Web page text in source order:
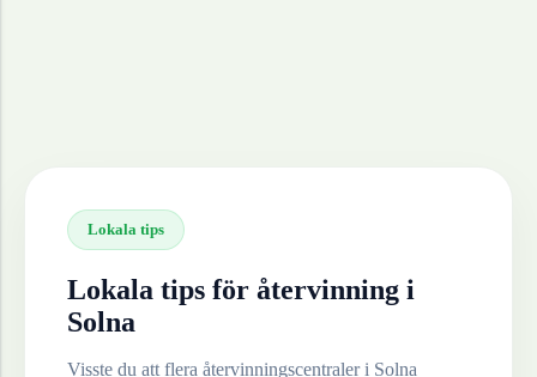
Lokala tips
Lokala tips för återvinning i
Solna
Visste du att flera återvinningscentraler i Solna